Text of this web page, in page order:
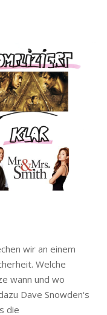
wir an einem
Welche
wann und wo
Dave Snowden‘s
die